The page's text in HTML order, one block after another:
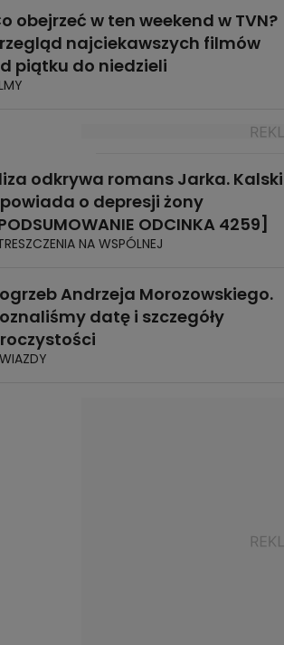
obejrzeć w ten weekend w TVN?
najciekawszych filmów
piątku do niedzieli
odkrywa romans Jarka. Kalski
o depresji żony
ODCINKA 4259]
NA WSPÓLNEJ
Andrzeja Morozowskiego.
datę i szczegóły